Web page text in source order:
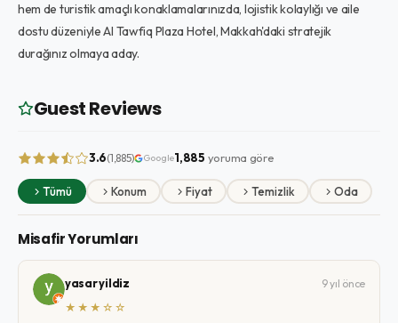
hem de turistik amaçlı konaklamalarınızda, lojistik kolaylığı ve aile
dostu düzeniyle Al Tawfiq Plaza Hotel, Makkah'daki stratejik
durağınız olmaya aday.
Guest Reviews
3.6(1,885) Google1,885 yoruma göre
Tümü Konum Fiyat Temizlik Oda
Misafir Yorumları
yasar yildiz
9 yıl önce
★★★☆☆